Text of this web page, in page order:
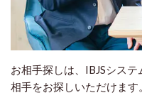
お相手探しは、IBJSシス
相手をお探しいただけます。